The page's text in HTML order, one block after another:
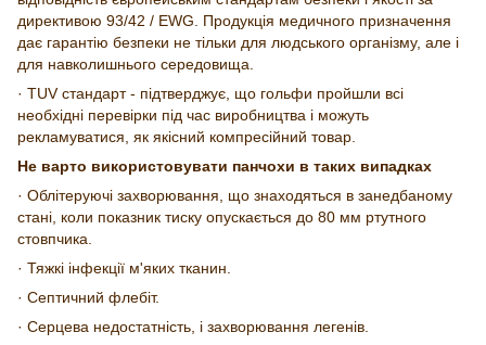
директивою 93/42 / EWG. Продукція медичного призначення
дає гарантію безпеки не тільки для людського організму, але і
для навколишнього середовища.
· TUV стандарт - підтверджує, що гольфи пройшли всі
необхідні перевірки під час виробництва і можуть
рекламуватися, як якісний компресійний товар.
Не варто використовувати панчохи в таких випадках
· Облітеруючі захворювання, що знаходяться в занедбаному
стані, коли показник тиску опускається до 80 мм ртутного
стовпчика.
· Тяжкі інфекції м'яких тканин.
· Септичний флебіт.
· Серцева недостатність, і захворювання легенів.